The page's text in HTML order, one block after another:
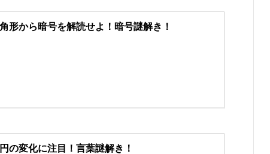
形から暗号を解読せよ！暗号謎解き！
の変化に注目！言葉謎解き！